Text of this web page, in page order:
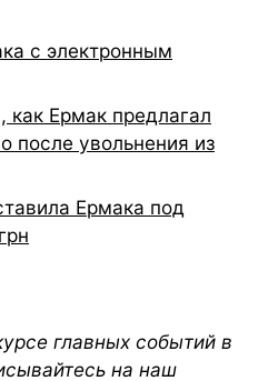
с электронным
как Ермак предлагал
после увольнения из
Ермака под
главных событий в
на наш